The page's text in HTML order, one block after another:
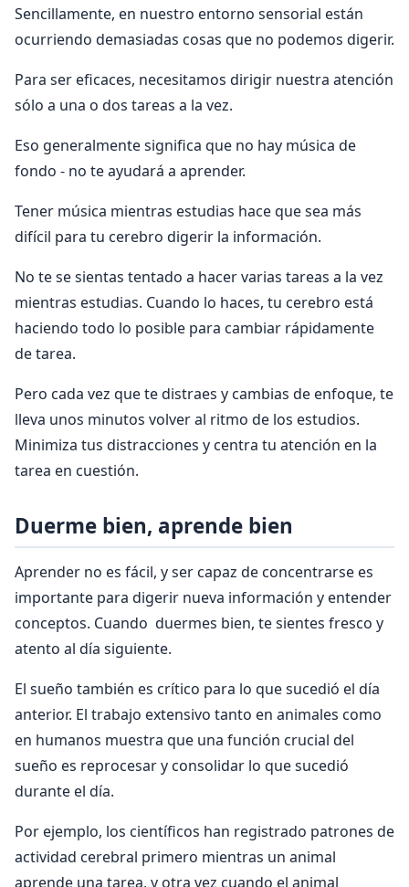
Sencillamente, en nuestro entorno sensorial están
ocurriendo demasiadas cosas que no podemos digerir.
Para ser eficaces, necesitamos dirigir nuestra atención
sólo a una o dos tareas a la vez.
Eso generalmente significa que no hay música de
fondo - no te ayudará a aprender.
Tener música mientras estudias hace que sea más
difícil para tu cerebro digerir la información.
No te se sientas tentado a hacer varias tareas a la vez
mientras estudias. Cuando lo haces, tu cerebro está
haciendo todo lo posible para cambiar rápidamente
de tarea.
Pero cada vez que te distraes y cambias de enfoque, te
lleva unos minutos volver al ritmo de los estudios.
Minimiza tus distracciones y centra tu atención en la
tarea en cuestión.
Duerme bien, aprende bien
Aprender no es fácil, y ser capaz de concentrarse es
importante para digerir nueva información y entender
conceptos. Cuando duermes bien, te sientes fresco y
atento al día siguiente.
El sueño también es crítico para lo que sucedió el día
anterior. El trabajo extensivo tanto en animales como
en humanos muestra que una función crucial del
sueño es reprocesar y consolidar lo que sucedió
durante el día.
Por ejemplo, los científicos han registrado patrones de
actividad cerebral primero mientras un animal
aprende una tarea, y otra vez cuando el animal